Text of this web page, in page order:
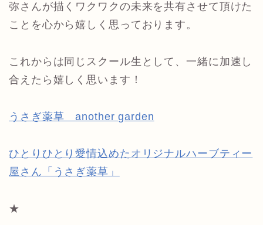
弥さんが描くワクワクの未来を共有させて頂けた
ことを心から嬉しく思っております。
これからは同じスクール生として、一緒に加速し
合えたら嬉しく思います！
うさぎ薬草 another garden
ひとりひとり愛情込めたオリジナルハーブティー
屋さん「うさぎ薬草」
★